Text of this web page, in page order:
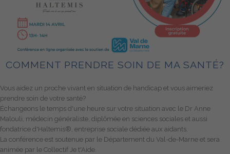
COMMENT PRENDRE SOIN DE MA SANTÉ?
Vous aidez un proche vivant en situation de handicap et vous aimeriez
prendre soin de votre santé?
Échangeons le temps d'une heure sur votre situation avec le Dr Anne
Malouli, médecin généraliste, diplômée en sciences sociales et aussi
fondatrice d'Haltemis®, entreprise sociale dédiée aux aidants.
La conférence est soutenue par le Département du Val-de-Marne et sera
animée par le Collectif Je t'Aide.